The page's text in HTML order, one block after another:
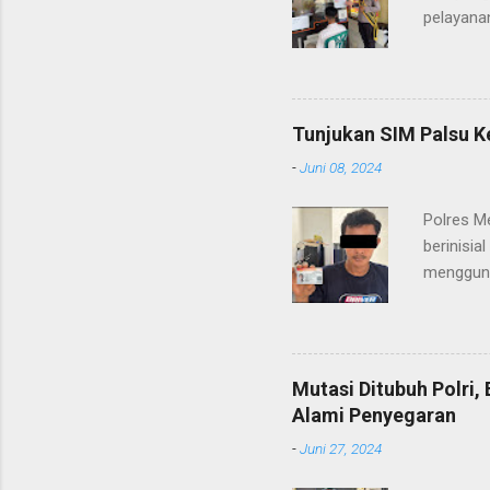
Heri
pidana,
Tunjukan SIM Palsu
-Juni 08, 2024
Polres
berinisial
dari
Mutasi Ditubuh Polri,
Alami Penyegaran
-Juni 27, 2024